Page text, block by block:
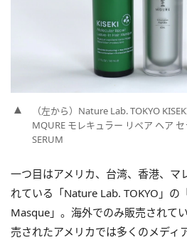
（左から）Nature Lab. TOKYO
MQURE モレキュラー リペア ヘア
SERUM
一つ目はアメリカ、台湾、香港、マ
れている「Nature Lab. TOKYO」の
Masque」。海外でのみ販売されて
売されたアメリカでは多くのメディ